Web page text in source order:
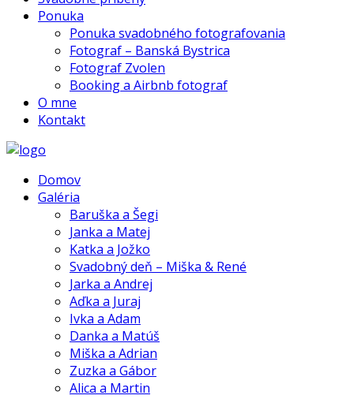
Ponuka
Ponuka svadobného fotografovania
Fotograf – Banská Bystrica
Fotograf Zvolen
Booking a Airbnb fotograf
O mne
Kontakt
Domov
Galéria
Baruška a Šegi
Janka a Matej
Katka a Jožko
Svadobný deň – Miška & René
Jarka a Andrej
Aďka a Juraj
Ivka a Adam
Danka a Matúš
Miška a Adrian
Zuzka a Gábor
Alica a Martin